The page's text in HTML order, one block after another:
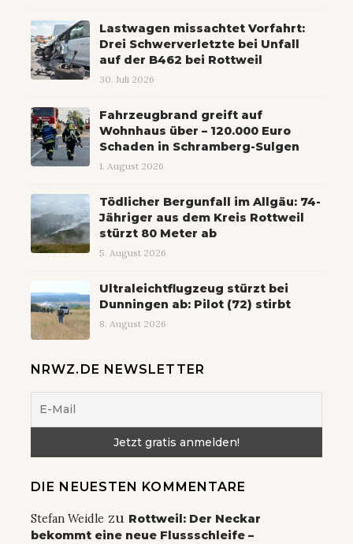
Lastwagen missachtet Vorfahrt:
Drei Schwerverletzte bei Unfall
auf der B462 bei Rottweil
30. Juli 2026
Fahrzeugbrand greift auf
Wohnhaus über – 120.000 Euro
Schaden in Schramberg-Sulgen
1. August 2026
Tödlicher Bergunfall im Allgäu: 74-
Jähriger aus dem Kreis Rottweil
stürzt 80 Meter ab
5. August 2026
Ultraleichtflugzeug stürzt bei
Dunningen ab: Pilot (72) stirbt
8. August 2026
NRWZ.DE NEWSLETTER
DIE NEUESTEN KOMMENTARE
Stefan Weidle zu Rottweil: Der Neckar
bekommt eine neue Flussschleife –